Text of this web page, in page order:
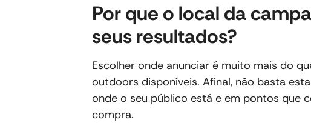
Por que o local da
seus resultados?
Escolher onde anunciar é muito mais do
outdoors disponíveis. Afinal, não basta
onde o seu público está e em pontos que
compra.